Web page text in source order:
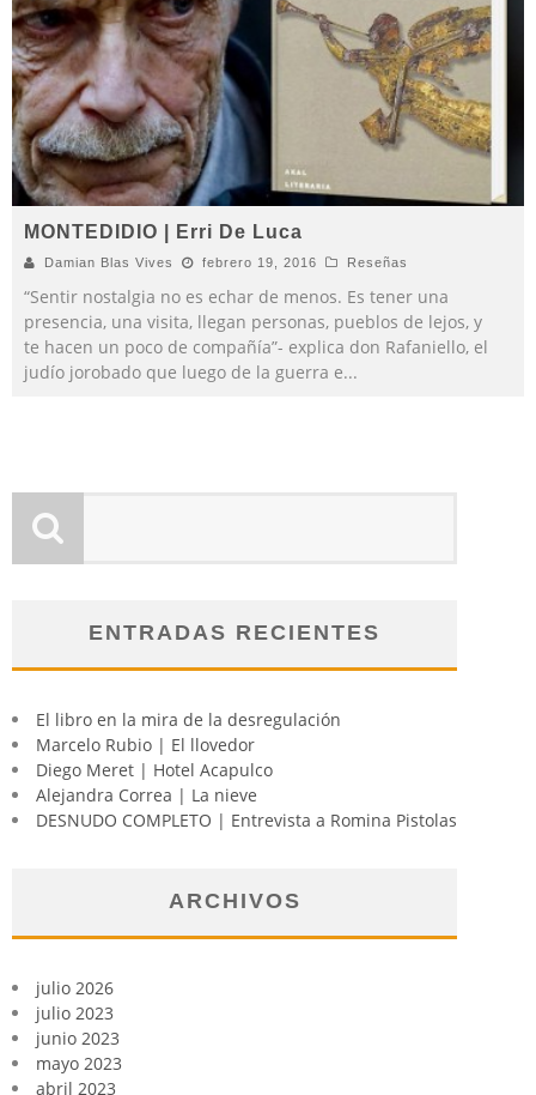
MONTEDIDIO | Erri De Luca
Damian Blas Vives febrero 19, 2016 Reseñas
“Sentir nostalgia no es echar de menos. Es tener una
presencia, una visita, llegan personas, pueblos de lejos, y
te hacen un poco de compañía”- explica don Rafaniello, el
judío jorobado que luego de la guerra e...
ENTRADAS RECIENTES
El libro en la mira de la desregulación
Marcelo Rubio | El llovedor
Diego Meret | Hotel Acapulco
Alejandra Correa | La nieve
DESNUDO COMPLETO | Entrevista a Romina Pistolas
ARCHIVOS
julio 2026
julio 2023
junio 2023
mayo 2023
abril 2023